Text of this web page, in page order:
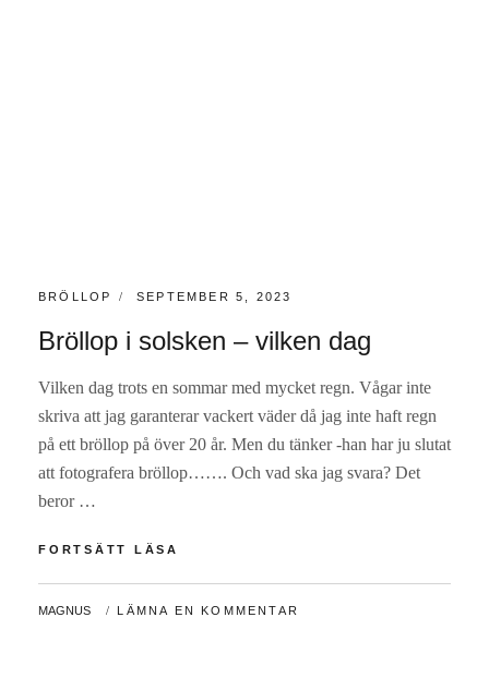
KATEGORIER:
BRÖLLOP PUBLICERAT
SEPTEMBER 5, 2023
Bröllop i solsken – vilken dag
Vilken dag trots en sommar med mycket regn. Vågar inte
skriva att jag garanterar vackert väder då jag inte haft regn
på ett bröllop på över 20 år. Men du tänker -han har ju slutat
att fotografera bröllop……. Och vad ska jag svara? Det
beror …
FORTSÄTT LÄSA
–
AV
MAGNUS LÄMNA EN KOMMENTAR